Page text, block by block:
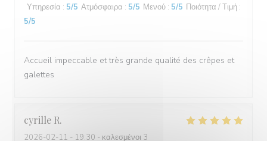
Υπηρεσία : 5/5 Ατμόσφαιρα : 5/5 Μενού : 5/5 Ποιότητα / Τιμή :
5/5
Accueil impeccable et très grande qualité des crêpes et
galettes
cyrille R
2026-02-11 - 19:30 - καλεσμένοι 3